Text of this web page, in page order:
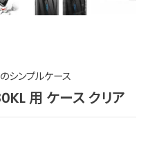
シンプルケース
用 ケース クリア